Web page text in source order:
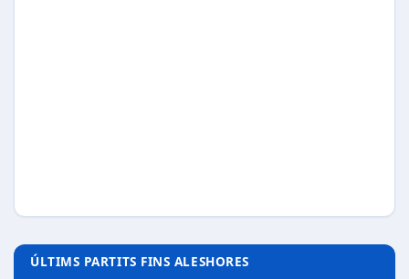
ÚLTIMS PARTITS FINS ALESHORES